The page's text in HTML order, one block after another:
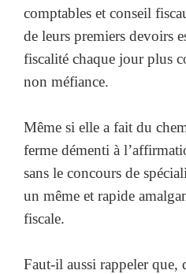
comptables et conseil
de leurs premiers devoirs
fiscalité chaque jour plus
non méfiance.
Même si elle a fait du
ferme démenti à
sans le concours de
un même et rapide
fiscale.
Faut-il aussi rappeler que,